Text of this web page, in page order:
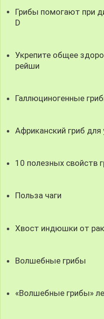
Грибы помогают при
D
Укрепите общее
рейши
Галлюциногенные
Африканский гриб для
10 полезных свойств
Польза чаги
Хвост индюшки от
Волшебные грибы
«Волшебные грибы»